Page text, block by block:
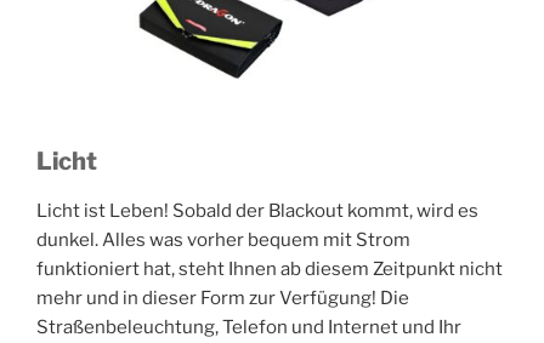
Licht
Licht ist Leben! Sobald der Blackout kommt, wird es
dunkel. Alles was vorher bequem mit Strom
funktioniert hat, steht Ihnen ab diesem Zeitpunkt nicht
mehr und in dieser Form zur Verfügung! Die
Straßenbeleuchtung, Telefon und Internet und Ihr